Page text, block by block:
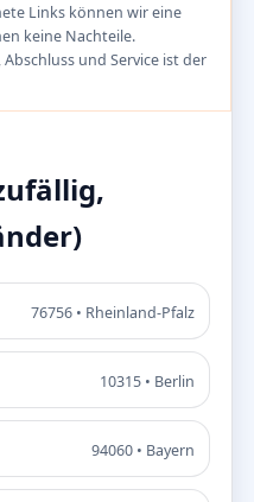
Links können wir eine
keine Nachteile.
und Service ist der
76756 • Rheinland-Pfalz
10315 • Berlin
94060 • Bayern